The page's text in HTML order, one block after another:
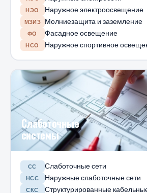
НЭО Наружное электроосвещение
МЗИЗ Молниезащита и заземление
ФО Фасадное освещение
НСО Наружное спортивное
Слаботочные
системы
СС Слаботочные сети
НСС Наружные слаботочные сети
СКС Структурированные